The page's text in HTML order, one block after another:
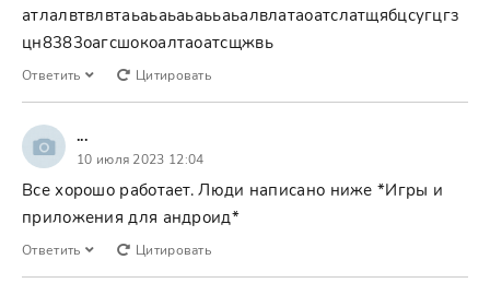
атлалвтвлвтаьаьаьаьаььаьалвлатаоатслатщябцсугцгз
цн8383оагсшокоалтаоатсщжвь
Ответить Цитировать
...
10 июля 2023 12:04
Все хорошо работает. Люди написано ниже *Игры и
приложения для андроид*
Ответить Цитировать